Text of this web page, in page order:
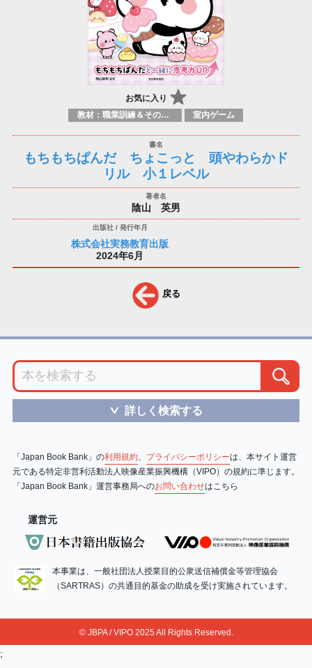
お気に入り
教材：職業訓練＆その他科目 室内ゲーム
もちもちぱんだ ちょこっと 頭やわらかド
リル 小１レベル
陰山 英男
株式会社実務教育出版
2024年6月
戻る
＞ 詳しく検索する
「Japan Book Bank」の利用規約、 プライバシーポリシーは、本サイト運営
元である特定非営利活動法人映像産業振興機構（VIPO）の規約に準じます。
「Japan Book Bank」運営事務局へのお問い合わせはこちら
運営元
本事業は、一般社団法人授業目的公衆送信補償金等管理協会
（SARTRAS）の共通目的基金の助成を受け実施されています。
© JBPA / VIPO 2025 All Rights Reserved.
;